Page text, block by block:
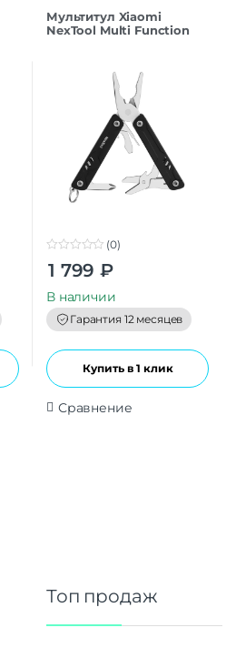
Мультитул Xiaomi
NexTool Multi Function
t
o
f
5
(0)
1 799 ₽
В наличии
Гарантия 12 месяцев
Купить в 1 клик
Сравнение
Топ продаж